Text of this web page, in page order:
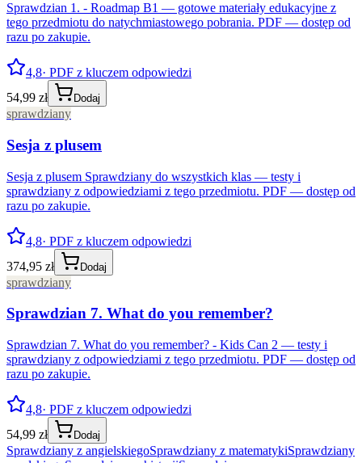
Sprawdzian 1. - Roadmap B1 — gotowe materiały edukacyjne z
tego przedmiotu do natychmiastowego pobrania. PDF — dostęp od
razu po zakupie.
4,8· PDF z kluczem odpowiedzi
54,99 zł
Dodaj
sprawdziany
Sesja z plusem
Sesja z plusem Sprawdziany do wszystkich klas — testy i
sprawdziany z odpowiedziami z tego przedmiotu. PDF — dostęp od
razu po zakupie.
4,8· PDF z kluczem odpowiedzi
374,95 zł
Dodaj
sprawdziany
Sprawdzian 7. What do you remember?
Sprawdzian 7. What do you remember? - Kids Can 2 — testy i
sprawdziany z odpowiedziami z tego przedmiotu. PDF — dostęp od
razu po zakupie.
4,8· PDF z kluczem odpowiedzi
54,99 zł
Dodaj
Sprawdziany z angielskiegoSprawdziany z matematykiSprawdziany